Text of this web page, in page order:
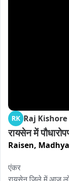
RK Raj Kishore
रायसेन में
Raisen,
एंकर
रायसेन जिले में आज लोक